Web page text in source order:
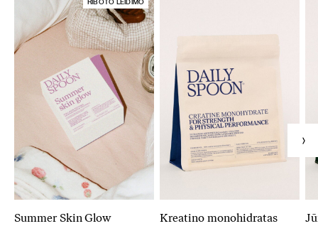
RIBOTO LEIDIMO
Summer Skin Glow Kreatino monohidratas